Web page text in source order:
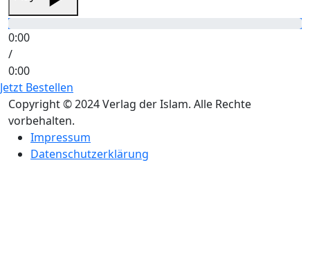
0:00
/
0:00
Jetzt Bestellen
Copyright © 2024 Verlag der Islam. Alle Rechte
vorbehalten.
Impressum
Datenschutzerklärung